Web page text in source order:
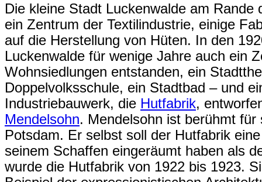
Die kleine Stadt Luckenwalde am Rande
ein Zentrum der Textilindustrie, einige
auf die Herstellung von Hüten. In den
Luckenwalde für wenige Jahre auch ein
Wohnsiedlungen entstanden, ein
Doppelvolksschule, ein Stadtbad – und
Industriebauwerk, die Hutfabrik,
Mendelsohn. Mendelsohn ist berühmt
Potsdam. Er selbst soll der Hutfabrik
seinem Schaffen eingeräumt haben als
wurde die Hutfabrik von 1922 bis 1923.